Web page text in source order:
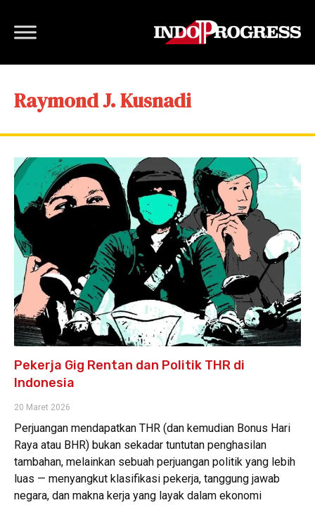
Raymond J. Kusnadi
Pekerja Gig Rentan dan Politik THR di
Indonesia
20 Maret 2026
Perjuangan mendapatkan THR (dan kemudian Bonus Hari
Raya atau BHR) bukan sekadar tuntutan penghasilan
tambahan, melainkan sebuah perjuangan politik yang lebih
luas — menyangkut klasifikasi pekerja, tanggung jawab
negara, dan makna kerja yang layak dalam ekonomi